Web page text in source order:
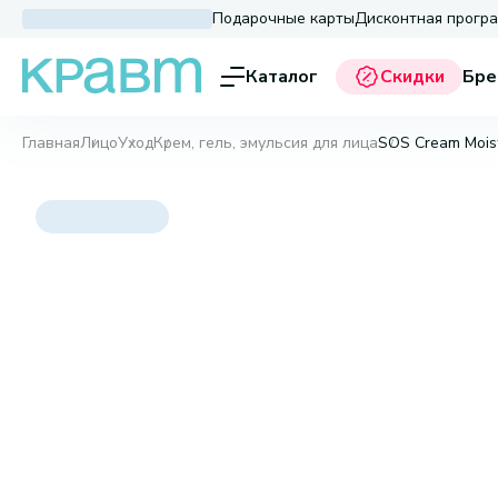
Подарочные картыДисконтная
Каталог Скидки
ГлавнаяЛицоУходКрем, гель, эмульсия для лицаSOS Cream